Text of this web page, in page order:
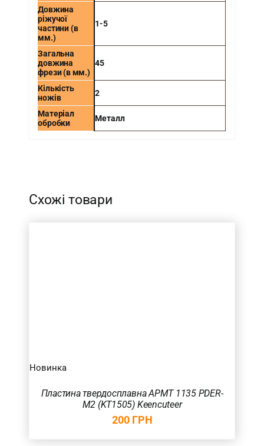
Довжина
ріжучої
частини (в
мм.)
1-5
Загальна
довжина
фрези (в мм.)
45
Кількість
ножів
2
Матеріал
обробки
Металл
Схожі товари
Новинка
Пластина твердосплавна APMT 1135 PDER-
M2 (KT1505) Keencuteer
200 ГРН